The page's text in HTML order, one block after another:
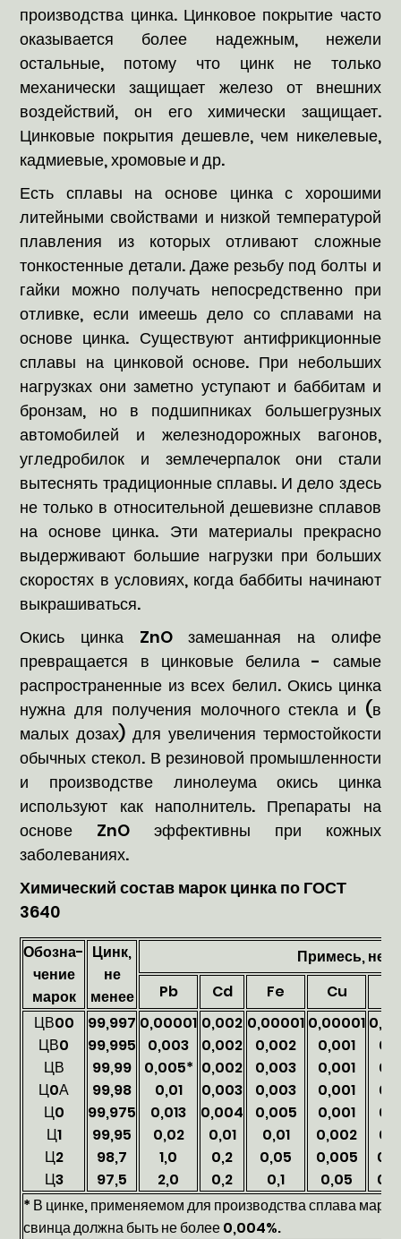
производства цинка. Цинковое покрытие часто
оказывается более надежным, нежели
остальные, потому что цинк не только
механически защищает железо от внешних
воздействий, он его химически защищает.
Цинковые покрытия дешевле, чем никелевые,
кадмиевые, хромовые и др.
Есть сплавы на основе цинка с хорошими
литейными свойствами и низкой температурой
плавления из которых отливают сложные
тонкостенные детали. Даже резьбу под болты и
гайки можно получать непосредственно при
отливке, если имеешь дело со сплавами на
основе цинка. Существуют антифрикционные
сплавы на цинковой основе. При небольших
нагрузках они заметно уступают и баббитам и
бронзам, но в подшипниках большегрузных
автомобилей и железнодорожных вагонов,
угледробилок и землечерпалок они стали
вытеснять традиционные сплавы. И дело здесь
не только в относительной дешевизне сплавов
на основе цинка. Эти материалы прекрасно
выдерживают большие нагрузки при больших
скоростях в условиях, когда баббиты начинают
выкрашиваться.
Окись цинка ZnO замешанная на олифе
превращается в цинковые белила - самые
распространенные из всех белил. Окись цинка
нужна для получения молочного стекла и (в
малых дозах) для увеличения термостойкости
обычных стекол. В резиновой промышленности
и производстве линолеума окись цинка
используют как наполнитель. Препараты на
основе ZnO эффективны при кожных
заболеваниях.
Химический состав марок цинка по ГОСТ
3640
Обозна-
чение
марок
Цинк,
не
менее
Примесь, не
Pb
Cd Fe Cu
ЦВ00
ЦВ0
ЦВ
Ц0А
Ц0
Ц1
Ц2
Ц3
99,997
99,995
99,99
99,98
99,975
99,95
98,7
97,5
0,00001
0,003
0,005*
0,01
0,013
0,02
1,0
2,0
0,002
0,002
0,002
0,003
0,004
0,01
0,2
0,2
0,00001
0,002
0,003
0,003
0,005
0,01
0,05
0,1
0,00001
0,001
0,001
0,001
0,001
0,002
0,005
0,05
* В цинке, применяемом для производства сплава
свинца должна быть не более 0,004%.